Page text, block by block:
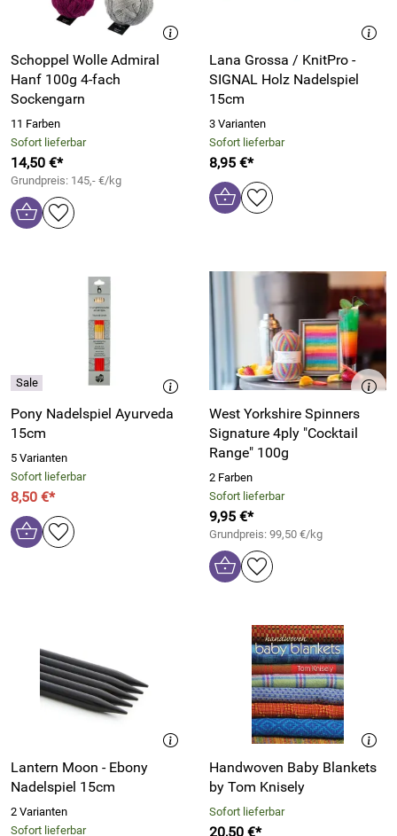
Schoppel Wolle Admiral
Hanf 100g 4-fach
Sockengarn
11 Farben
Sofort lieferbar
14,50 €*
Grundpreis: 145,- €/kg
Lana Grossa / KnitPro -
SIGNAL Holz Nadelspiel
15cm
3 Varianten
Sofort lieferbar
8,95 €*
Pony Nadelspiel Ayurveda
15cm
5 Varianten
Sofort lieferbar
8,50 €*
West Yorkshire Spinners
Signature 4ply "Cocktail
Range" 100g
2 Farben
Sofort lieferbar
9,95 €*
Grundpreis: 99,50 €/kg
Lantern Moon - Ebony
Nadelspiel 15cm
2 Varianten
Sofort lieferbar
Handwoven Baby Blankets
by Tom Knisely
Sofort lieferbar
20,50 €*